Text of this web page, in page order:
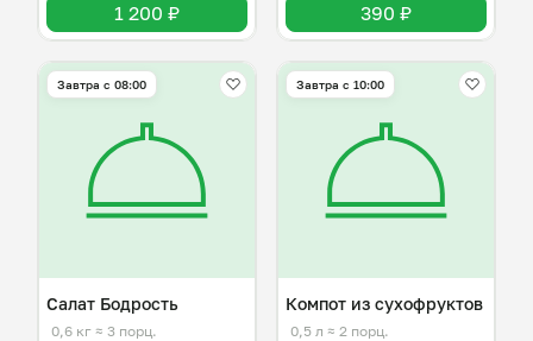
1 200 ₽ 390 ₽
Завтра c 08:00
Салат Бодрость
0,6 кг ≈ 3 порц.
Завтра c 10:00
Компот из сухофруктов
0,5 л ≈ 2 порц.